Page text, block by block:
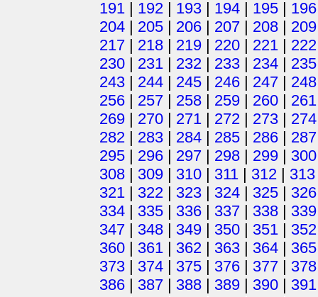
191 | 192 | 193 | 194 | 195 | 196
204 | 205 | 206 | 207 | 208 | 209
217 | 218 | 219 | 220 | 221 | 222
230 | 231 | 232 | 233 | 234 | 235
243 | 244 | 245 | 246 | 247 | 248
256 | 257 | 258 | 259 | 260 | 261
269 | 270 | 271 | 272 | 273 | 274
282 | 283 | 284 | 285 | 286 | 287
295 | 296 | 297 | 298 | 299 | 300
308 | 309 | 310 | 311 | 312 | 313
321 | 322 | 323 | 324 | 325 | 326
334 | 335 | 336 | 337 | 338 | 339
347 | 348 | 349 | 350 | 351 | 352
360 | 361 | 362 | 363 | 364 | 365
373 | 374 | 375 | 376 | 377 | 378
386 | 387 | 388 | 389 | 390 | 391